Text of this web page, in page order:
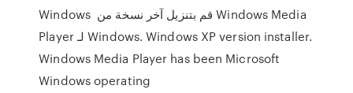
Windows قم بتنزيل آخر نسخة من Windows Media
Player لـ Windows. Windows XP version installer.
Windows Media Player has been Microsoft
Windows operating